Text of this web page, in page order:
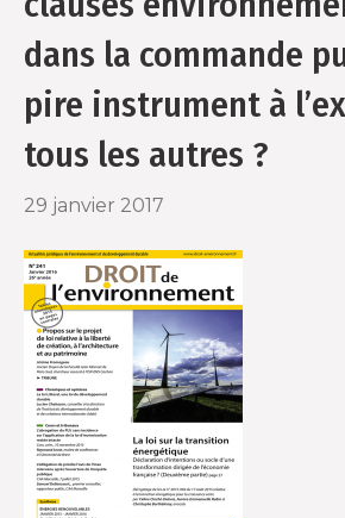
o
k
r
dans la commande
pire instrument à
tous les autres ?
29 janvier 2017